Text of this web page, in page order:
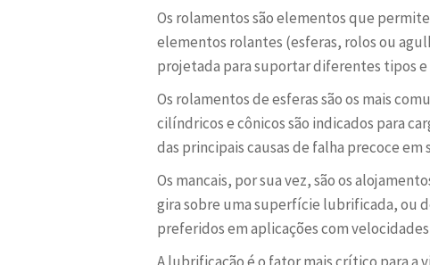
Os rolamentos são elementos que
elementos rolantes (esferas, rolos ou
projetada para suportar diferentes tipos e
Os rolamentos de esferas são os mais
cilíndricos e cônicos são indicados para
das principais causas de falha precoce em
Os mancais, por sua vez, são os
gira sobre uma superfície lubrificada, ou
preferidos em aplicações com